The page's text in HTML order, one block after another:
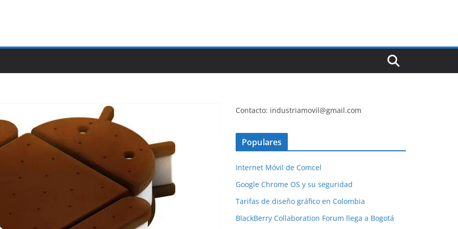
Contacto: industriamovil@gmail.com
Populares
Internet Móvil de Comcel
Google Chrome OS y su seguridad
Tarifas de diseño gráfico en Colombia
BlackBerry Collaboration Forum llega a Bogotá